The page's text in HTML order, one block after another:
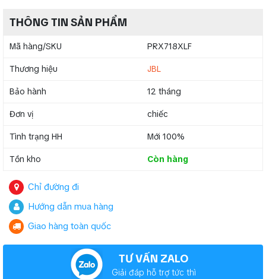
THÔNG TIN SẢN PHẨM
Mã hàng/SKU PRX718XLF
Thương hiệu JBL
Bảo hành 12 tháng
Đơn vị chiếc
Tình trạng HH Mới 100%
Tồn kho Còn hàng
Chỉ đường đi
Hướng dẫn mua hàng
Giao hàng toàn quốc
TƯ VẤN ZALO
Giải đáp hỗ trợ tức thì